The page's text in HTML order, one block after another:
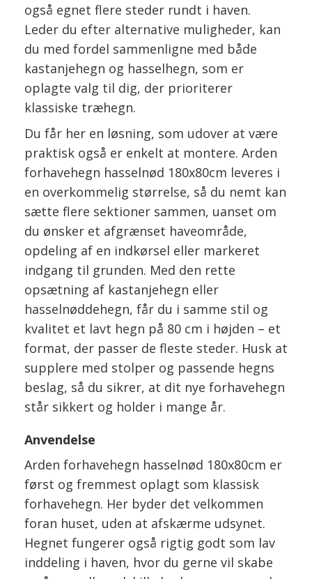
også egnet flere steder rundt i haven.
Leder du efter alternative muligheder, kan
du med fordel sammenligne med både
kastanjehegn og hasselhegn, som er
oplagte valg til dig, der prioriterer
klassiske træhegn.
Du får her en løsning, som udover at være
praktisk også er enkelt at montere. Arden
forhavehegn hasselnød 180x80cm leveres i
en overkommelig størrelse, så du nemt kan
sætte flere sektioner sammen, uanset om
du ønsker et afgrænset haveområde,
opdeling af en indkørsel eller markeret
indgang til grunden. Med den rette
opsætning af kastanjehegn eller
hasselnøddehegn, får du i samme stil og
kvalitet et lavt hegn på 80 cm i højden – et
format, der passer de fleste steder. Husk at
supplere med stolper og passende hegns
beslag, så du sikrer, at dit nye forhavehegn
står sikkert og holder i mange år.
Anvendelse
Arden forhavehegn hasselnød 180x80cm er
først og fremmest oplagt som klassisk
forhavehegn. Her byder det velkommen
foran huset, uden at afskærme udsynet.
Hegnet fungerer også rigtig godt som lav
inddeling i haven, hvor du gerne vil skabe